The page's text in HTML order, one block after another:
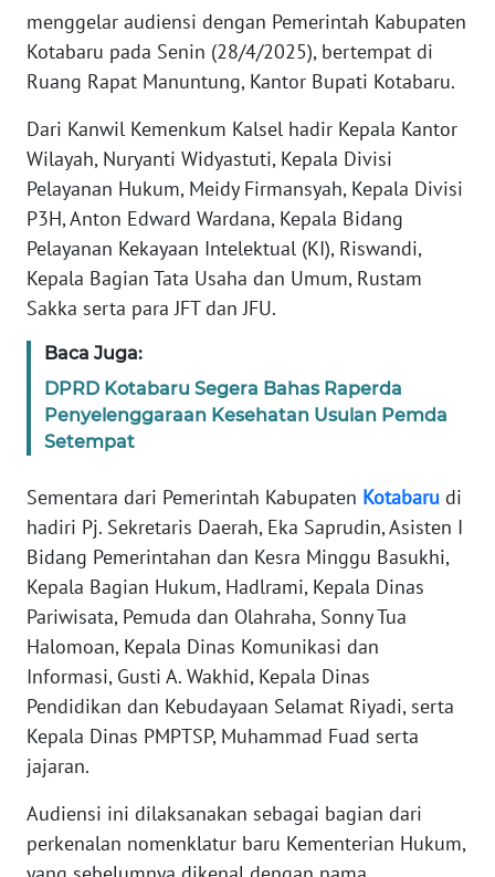
menggelar audiensi dengan Pemerintah Kabupaten
Kotabaru pada Senin (28/4/2025), bertempat di
Ruang Rapat Manuntung, Kantor Bupati Kotabaru.
Dari Kanwil Kemenkum Kalsel hadir Kepala Kantor
Wilayah, Nuryanti Widyastuti, Kepala Divisi
Pelayanan Hukum, Meidy Firmansyah, Kepala Divisi
P3H, Anton Edward Wardana, Kepala Bidang
Pelayanan Kekayaan Intelektual (KI), Riswandi,
Kepala Bagian Tata Usaha dan Umum, Rustam
Sakka serta para JFT dan JFU.
Baca Juga:
DPRD Kotabaru Segera Bahas Raperda
Penyelenggaraan Kesehatan Usulan Pemda
Setempat
Sementara dari Pemerintah Kabupaten Kotabaru di
hadiri Pj. Sekretaris Daerah, Eka Saprudin, Asisten I
Bidang Pemerintahan dan Kesra Minggu Basukhi,
Kepala Bagian Hukum, Hadlrami, Kepala Dinas
Pariwisata, Pemuda dan Olahraha, Sonny Tua
Halomoan, Kepala Dinas Komunikasi dan
Informasi, Gusti A. Wakhid, Kepala Dinas
Pendidikan dan Kebudayaan Selamat Riyadi, serta
Kepala Dinas PMPTSP, Muhammad Fuad serta
jajaran.
Audiensi ini dilaksanakan sebagai bagian dari
perkenalan nomenklatur baru Kementerian Hukum,
DISCLAIMER
News
Regional
WN
SUMUT
WN
JAKARTA
WN
JABAR
WN
WN
NTT
WN
WN
PAPUA
WN
BARAT